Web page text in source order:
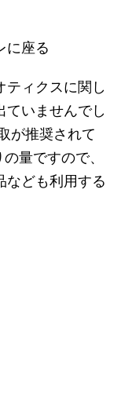
に座る
ティクスに関し
ていませんでし
が推奨されて
量ですので、
なども利用する